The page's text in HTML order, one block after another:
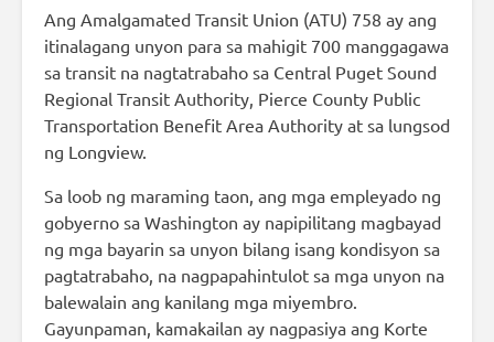
Ang Amalgamated Transit Union (ATU) 758 ay ang
itinalagang unyon para sa mahigit 700 manggagawa
sa transit na nagtatrabaho sa Central Puget Sound
Regional Transit Authority, Pierce County Public
Transportation Benefit Area Authority at sa lungsod
ng Longview.
Sa loob ng maraming taon, ang mga empleyado ng
gobyerno sa Washington ay napipilitang magbayad
ng mga bayarin sa unyon bilang isang kondisyon sa
pagtatrabaho, na nagpapahintulot sa mga unyon na
balewalain ang kanilang mga miyembro.
Gayunpaman, kamakailan ay nagpasiya ang Korte